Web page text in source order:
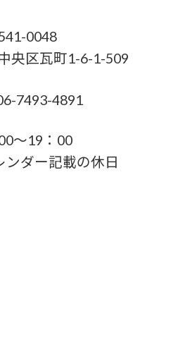
0048
央区瓦町1-6-1-509
7493-4891
～19：00
ンダー記載の休日